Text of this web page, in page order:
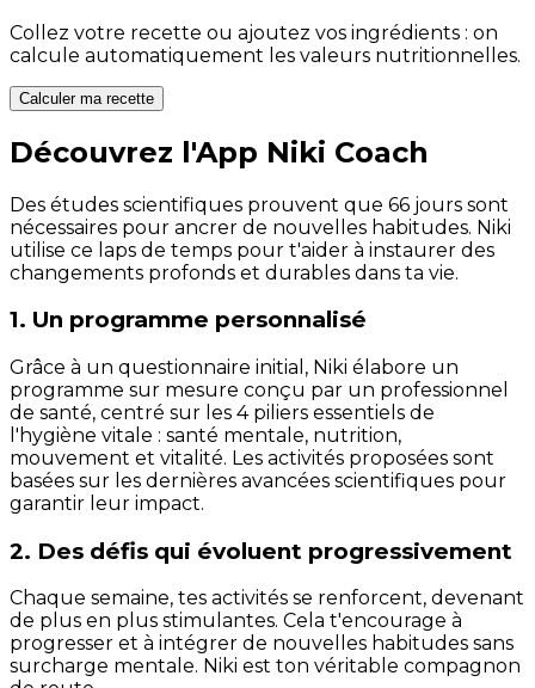
Collez votre recette ou ajoutez vos ingrédients : on
calcule automatiquement les valeurs nutritionnelles.
Calculer ma recette
Découvrez l'App Niki Coach
Des études scientifiques prouvent que 66 jours sont
nécessaires pour ancrer de nouvelles habitudes. Niki
utilise ce laps de temps pour t'aider à instaurer des
changements profonds et durables dans ta vie.
1. Un programme personnalisé
Grâce à un questionnaire initial, Niki élabore un
programme sur mesure conçu par un professionnel
de santé, centré sur les 4 piliers essentiels de
l'hygiène vitale : santé mentale, nutrition,
mouvement et vitalité. Les activités proposées sont
basées sur les dernières avancées scientifiques pour
garantir leur impact.
2. Des défis qui évoluent progressivement
Chaque semaine, tes activités se renforcent, devenant
de plus en plus stimulantes. Cela t'encourage à
progresser et à intégrer de nouvelles habitudes sans
surcharge mentale. Niki est ton véritable compagnon